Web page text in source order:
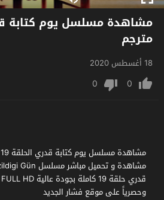
مترجم
18 أغسطس 2020
0
0
وحصرياً على موقع فشار الجديد